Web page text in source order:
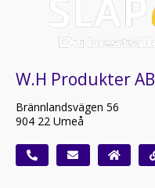
W.H Produkter AB
Brännlandsvägen 56
904 22 Umeå